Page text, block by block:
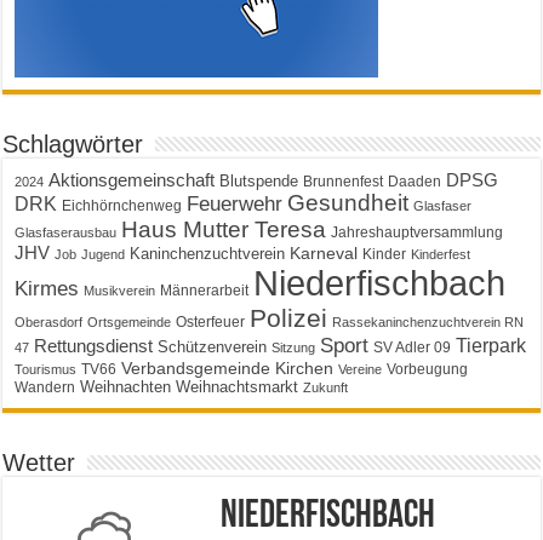
Schlagwörter
2024 Aktionsgemeinschaft Blutspende Brunnenfest Daaden DPSG
DRK Eichhörnchenweg Feuerwehr Gesundheit Glasfaser
Glasfaserausbau Haus Mutter Teresa Jahreshauptversammlung
JHV Job Jugend Kaninchenzuchtverein Karneval Kinder Kinderfest
Kirmes Musikverein Männerarbeit Niederfischbach
Oberasdorf Ortsgemeinde Osterfeuer Polizei Rassekaninchenzuchtverein RN
47 Rettungsdienst Schützenverein Sitzung Sport SV Adler 09 Tierpark
Tourismus TV66 Verbandsgemeinde Kirchen Vereine Vorbeugung
Wandern Weihnachten Weihnachtsmarkt Zukunft
Wetter
Niederfischbach